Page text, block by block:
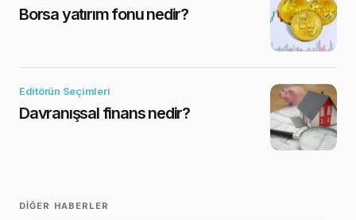
Borsa yatırım fonu nedir?
Editörün Seçimleri
Davranışsal finans nedir?
DIĞER HABERLER